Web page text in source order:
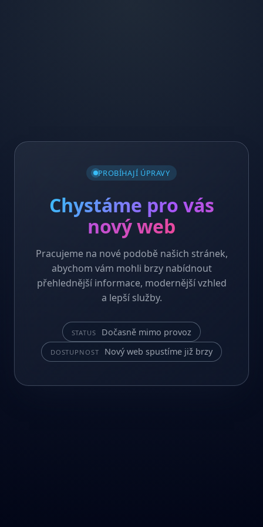
PROBÍHAJÍ ÚPRAVY
Chystáme pro vás
nový web
Pracujeme na nové podobě našich stránek,
abychom vám mohli brzy nabídnout
přehlednější informace, modernější vzhled
a lepší služby.
STATUS Dočasně mimo provoz
DOSTUPNOST Nový web spustíme již brzy